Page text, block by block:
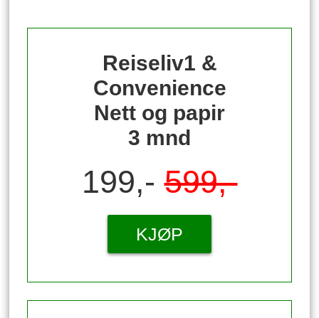
Reiseliv1 &
Convenience
Nett og papir
3 mnd
199,-599,-
KJØP